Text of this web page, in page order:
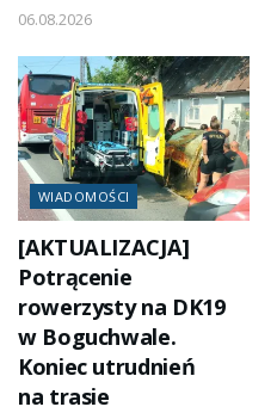
06.08.2026
WIADOMOŚCI
[AKTUALIZACJA]
Potrącenie
rowerzysty na DK19
w Boguchwale.
Koniec utrudnień
na trasie